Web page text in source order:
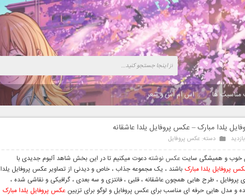
مناسبت ها اس ام اس و شعر
یلدا مبارک – عکس پروفایل یلدا عاشقانه
دسته: عکس پروفایل
خوب و همیشگی سایت عکس نوشته دعوت میکنیم تا در این بخش شاهد آلبوم جدیدی با
پروفایل یلدا مبارک باشند ، یک مجموعه جذاب ، خاص و دیدنی از تصاویر عکس پروفایل یلدا
پروفایل ، طرح هایی همچون عاشقانه ، قلبی ، فانتزی و سه بعدی ، گرافیکی و نقاشی شده ،
و مدل هایی حرفه ای مناسب برای عکس پروفایل و لوگو برای تزیین عکس پروفایل یلدا مبارک